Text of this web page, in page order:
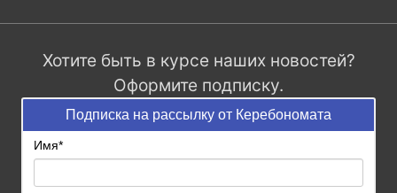
Хотите быть в курсе наших новостей?
Оформите подписку.
Подписка на рассылку от Керебономата
Имя*